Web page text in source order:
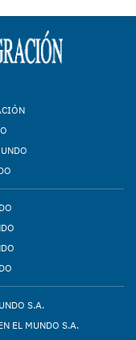
S.A.
EL MUNDO S.A.